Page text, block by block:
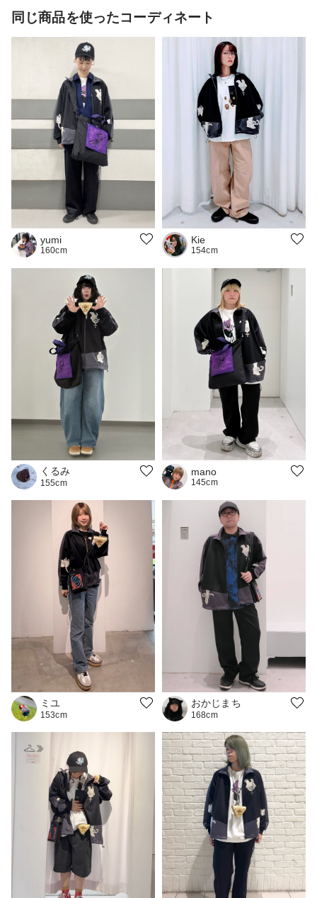
同じ商品を使ったコーディネート
yumi
160cm
Kie
154cm
くるみ
155cm
mano
145cm
ミユ
153cm
おかじまち
168cm